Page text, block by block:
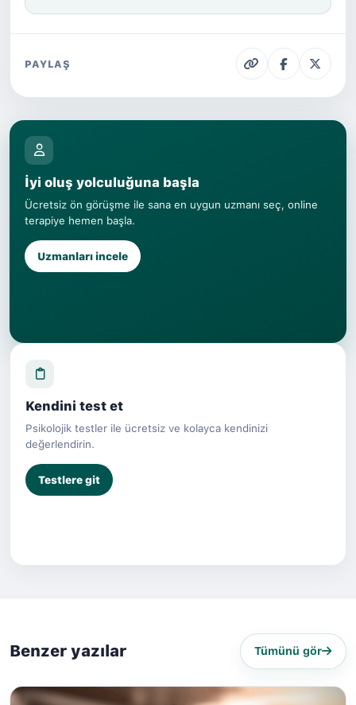
PAYLAŞ
İyi oluş yolculuğuna başla
Ücretsiz ön görüşme ile sana en uygun uzmanı seç, online
terapiye hemen başla.
Uzmanları incele
Kendini test et
Psikolojik testler ile ücretsiz ve kolayca kendinizi
değerlendirin.
Testlere git
Benzer yazılar Tümünü gör